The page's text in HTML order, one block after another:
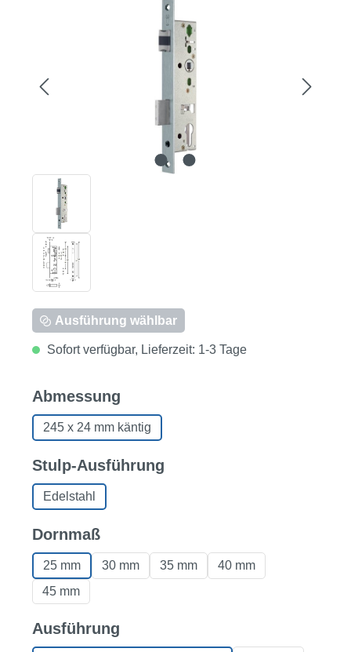
Ausführung wählbar
Sofort verfügbar, Lieferzeit: 1-3 Tage
Abmessung
245 x 24 mm käntig
Stulp-Ausführung
Edelstahl
Dornmaßauswählen
25 mm 30 mm 35 mm
40 mm
45 mm
Ausführung